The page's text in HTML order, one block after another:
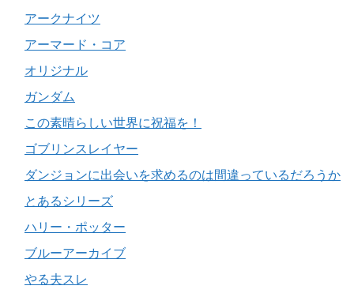
アークナイツ
アーマード・コア
オリジナル
ガンダム
この素晴らしい世界に祝福を！
ゴブリンスレイヤー
ダンジョンに出会いを求めるのは間違っているだろうか
とあるシリーズ
ハリー・ポッター
ブルーアーカイブ
やる夫スレ